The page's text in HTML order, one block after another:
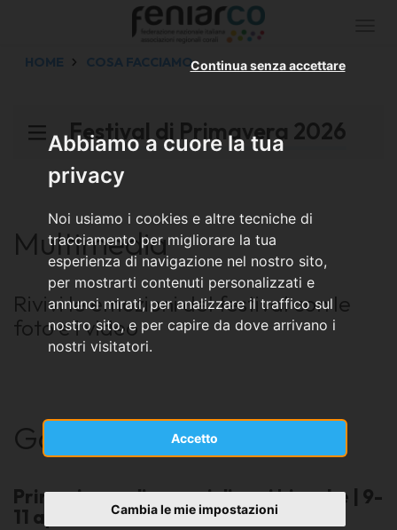
Abbiamo a cuore la tua
privacy
Noi usiamo i cookies e altre tecniche di
tracciamento per migliorare la tua
esperienza di navigazione nel nostro sito,
per mostrarti contenuti personalizzati e
annunci mirati, per analizzare il traffico sul
nostro sito, e per capire da dove arrivano i
nostri visitatori.
Accetto
Continua senza accettare
Cambia le mie impostazioni
HOME COSA FACCIAMO
Festival di Primavera 2026
Multimedia
Rivivi le emozioni del festival con le
foto e i video
Galleria foto
Primarie, medie e cori di voci bianche | 9-
11 aprile 2026